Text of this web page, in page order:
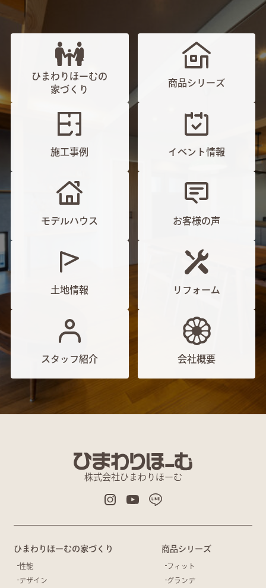
ひまわりほーむの
家づくり
商品シリーズ
施工事例 イベント情報
モデルハウス お客様の声
土地情報 リフォーム
スタッフ紹介 会社概要
株式会社ひまわりほーむ
ひまわりほーむの家づくり
性能
デザイン
商品シリーズ
フィット
グランデ